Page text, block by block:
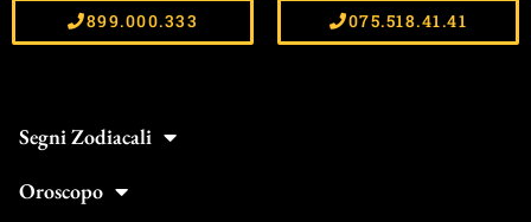
899.000.333 075.518.41.41
Segni Zodiacali
Oroscopo